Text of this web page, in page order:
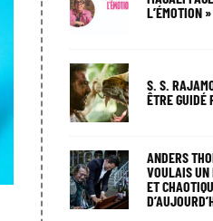
L’ÉMOTION »
S. S.
ÊTRE GUIDÉ
ANDERS
VOULAIS UN
ET